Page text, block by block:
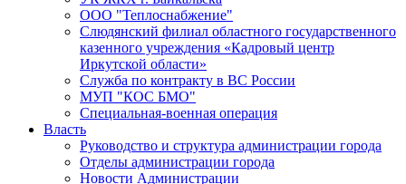
ООО "Теплоснабжение"
Слюдянский филиал областного государственного
казенного учреждения «Кадровый центр
Иркутской области»
Служба по контракту в ВС России
МУП "КОС БМО"
Специальная-военная операция
Власть
Руководство и структура администрации города
Отделы администрации города
Новости Администрации